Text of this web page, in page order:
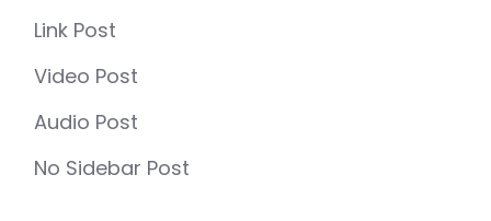
Link Post
Video Post
Audio Post
No Sidebar Post